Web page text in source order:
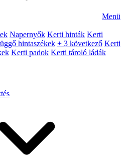
Menü
Napernyők Kerti hinták Kerti
hintaszékek + 3 következő Kerti
Kerti padok Kerti tároló ládák